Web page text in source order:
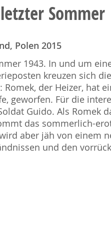
Sommer
Polen 2015
1943. In und um
kreuzen sich
Romek, der Heizer, hat
geworfen. Für die
Guido. Als Romek
das sommerlich-
aber jäh von einem
und den